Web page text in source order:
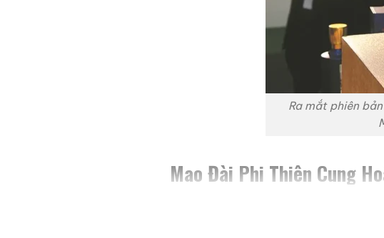
Ra mắt phiên
Mao Đài Phi Thiên Cung